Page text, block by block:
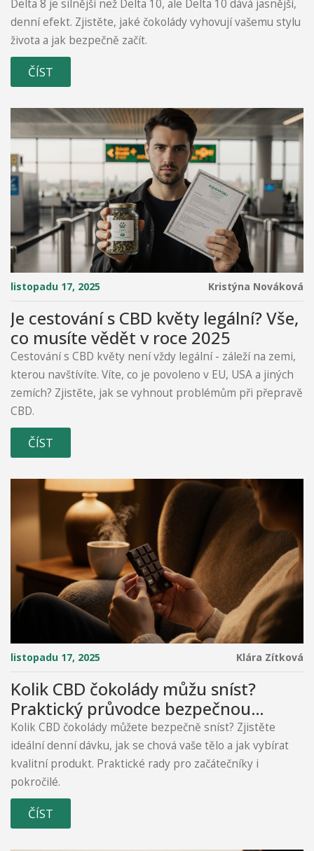
Delta 8 je silnější než Delta 10, ale Delta 10 dává jasnější,
denní efekt. Zjistěte, jaké čokolády vyhovují vašemu stylu
života a jak bezpečně začít.
ČÍST
listopadu 17, 2025 Kristýna Nováková
Je cestování s CBD květy legální? Vše,
co musíte vědět v roce 2025
Cestování s CBD květy není vždy legální - záleží na zemi,
kterou navštívíte. Víte, co je povoleno v EU, USA a jiných
zemích? Zjistěte, jak se vyhnout problémům při přepravě
CBD.
ČÍST
listopadu 17, 2025 Klára Zítková
Kolik CBD čokolády můžu sníst?
Praktický průvodce bezpečnou
dávkou
Kolik CBD čokolády můžete bezpečně sníst? Zjistěte
ideální denní dávku, jak se chová vaše tělo a jak vybírat
kvalitní produkt. Praktické rady pro začátečníky i
pokročilé.
ČÍST